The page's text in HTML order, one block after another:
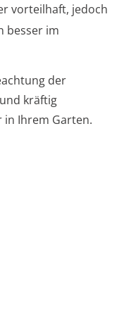
vorteilhaft, jedoch
besser im
der
kräftig
in Ihrem Garten.